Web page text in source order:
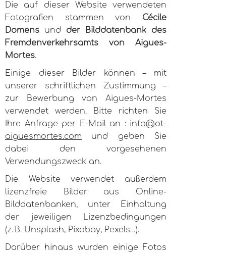
Die auf dieser Website verwendeten
Fotografien stammen von Cécile
Domens und der Bilddatenbank des
Fremdenverkehrsamts von Aigues-
Mortes.
Einige dieser Bilder können – mit
unserer schriftlichen Zustimmung –
zur Bewerbung von Aigues-Mortes
verwendet werden. Bitte richten Sie
Ihre Anfrage per E-Mail an : info@ot-
aiguesmortes.com und geben Sie
dabei den vorgesehenen
Verwendungszweck an.
Die Website verwendet außerdem
lizenzfreie Bilder aus Online-
Bilddatenbanken, unter Einhaltung
der jeweiligen Lizenzbedingungen
(z. B. Unsplash, Pixabay, Pexels…).
Darüber hinaus wurden einige Fotos